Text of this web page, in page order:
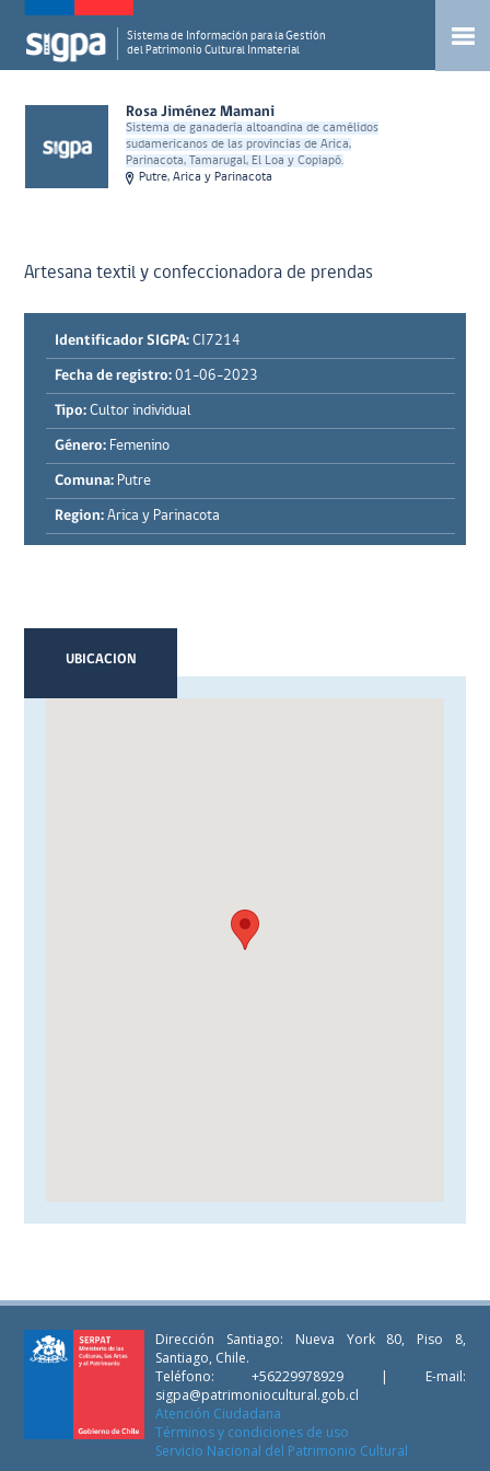
Sistema de Información para la Gestión
del Patrimonio Cultural Inmaterial
Rosa Jiménez Mamani
Sistema de ganadería altoandina de camélidos
sudamericanos de las provincias de Arica,
Parinacota, Tamarugal, El Loa y Copiapó.
Putre, Arica y Parinacota
Artesana textil y confeccionadora de prendas
Identificador SIGPA: CI7214
Fecha de registro: 01-06-2023
Tipo: Cultor individual
Género: Femenino
Comuna: Putre
Region: Arica y Parinacota
UBICACION
Dirección Santiago: Nueva York 80, Piso 8,
Santiago, Chile.
Teléfono: +56229978929 | E-mail:
sigpa@patrimoniocultural.gob.cl
Atención Ciudadana
Términos y condiciones de uso
Servicio Nacional del Patrimonio Cultural